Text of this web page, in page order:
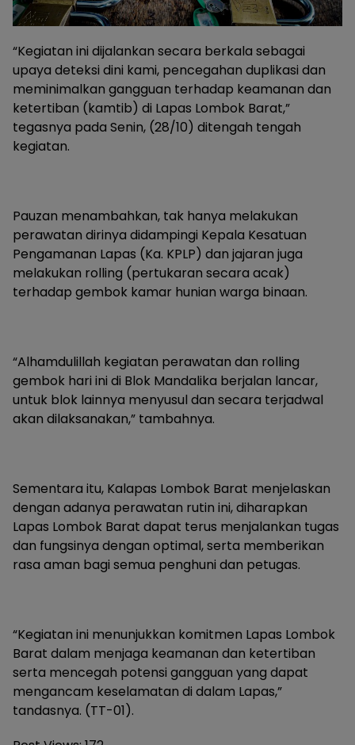
“Kegiatan ini dijalankan secara berkala sebagai
upaya deteksi dini kami, pencegahan duplikasi dan
meminimalkan gangguan terhadap keamanan dan
ketertiban (kamtib) di Lapas Lombok Barat,”
tegasnya pada Senin, (28/10) ditengah tengah
kegiatan.
Pauzan menambahkan, tak hanya melakukan
perawatan dirinya didampingi Kepala Kesatuan
Pengamanan Lapas (Ka. KPLP) dan jajaran juga
melakukan rolling (pertukaran secara acak)
terhadap gembok kamar hunian warga binaan.
“Alhamdulillah kegiatan perawatan dan rolling
gembok hari ini di Blok Mandalika berjalan lancar,
untuk blok lainnya menyusul dan secara terjadwal
akan dilaksanakan,” tambahnya.
Sementara itu, Kalapas Lombok Barat menjelaskan
dengan adanya perawatan rutin ini, diharapkan
Lapas Lombok Barat dapat terus menjalankan tugas
dan fungsinya dengan optimal, serta memberikan
rasa aman bagi semua penghuni dan petugas.
“Kegiatan ini menunjukkan komitmen Lapas Lombok
Barat dalam menjaga keamanan dan ketertiban
serta mencegah potensi gangguan yang dapat
mengancam keselamatan di dalam Lapas,”
tandasnya. (TT-01).